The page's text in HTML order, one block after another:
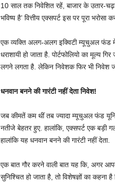
10 साल तक निवेशित रहें, बाजार के उतार-
भविष्य है’ वित्तीय एक्सपर्ट इस पर पूरा
एक व्यक्ति अलग-अलग इक्विटी म्यूचुअल फंड
धराशायी हो जाता है. पोर्टफोलियो का मूल्य
लगने लगता है. लेकिन निवेशक फिर भी निवेश
धनवान बनने की गारंटी नहीं देता निवेश!
जब कीमतें कम थीं तब ज्यादा म्यूचुअल फंड
नतीजे बेहतर हुए. हालांकि, एक्सपर्ट एक
हालांकि यह धनवान बनने की गारंटी नहीं देता.
एक बात गौर करने वाली बात यह कि, अगर
सुनिश्चित हो जाता है, तो विशेषज्ञों का